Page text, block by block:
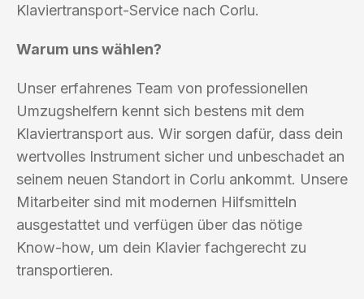
Klaviertransport-Service nach Corlu.
Warum uns wählen?
Unser erfahrenes Team von professionellen
Umzugshelfern kennt sich bestens mit dem
Klaviertransport aus. Wir sorgen dafür, dass dein
wertvolles Instrument sicher und unbeschadet an
seinem neuen Standort in Corlu ankommt. Unsere
Mitarbeiter sind mit modernen Hilfsmitteln
ausgestattet und verfügen über das nötige
Know-how, um dein Klavier fachgerecht zu
transportieren.